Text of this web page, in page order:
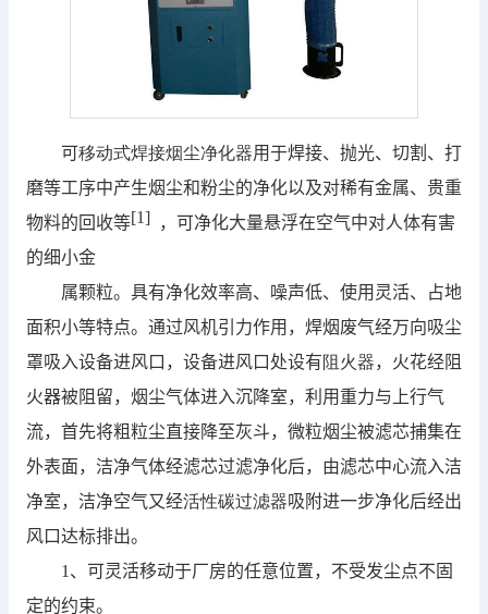
可移动式焊接烟尘净化器用于焊接、抛光、切割、打
磨等工序中产生烟尘和粉尘的净化以及对稀有金属、贵重
物料的回收等[1] ，可净化大量悬浮在空气中对人体有害
的细小金
属颗粒。具有净化效率高、噪声低、使用灵活、占地
面积小等特点。通过风机引力作用，焊烟废气经万向吸尘
罩吸入设备进风口，设备进风口处设有阻火器，火花经阻
火器被阻留，烟尘气体进入沉降室，利用重力与上行气
流，首先将粗粒尘直接降至灰斗，微粒烟尘被滤芯捕集在
外表面，洁净气体经滤芯过滤净化后，由滤芯中心流入洁
净室，洁净空气又经活性碳过滤器吸附进一步净化后经出
风口达标排出。
1、可灵活移动于厂房的任意位置，不受发尘点不固
定的约束。